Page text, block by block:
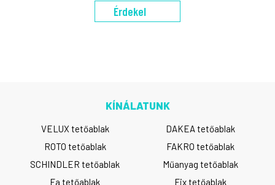
Érdekel
KÍNÁLATUNK
VELUX tetőablak
DAKEA tetőablak
ROTO tetőablak
FAKRO tetőablak
SCHINDLER tetőablak
Műanyag tetőablak
Fa tetőablak
Fix tetőablak